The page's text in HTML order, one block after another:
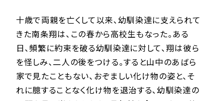
十歳で両親を亡くして以来、幼馴染達に支えられて
きた南条翔は、この春から高校生もなった。ある
日、頻繁に約束を破る幼馴染達に対して、翔は彼ら
を怪しみ、二人の後をつける。すると山中のあばら
家で見たこともない、おぞましい化け物の姿と、そ
れに臆することなく化け物を退治する、幼馴染達の